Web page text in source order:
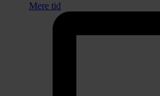
Mere tid